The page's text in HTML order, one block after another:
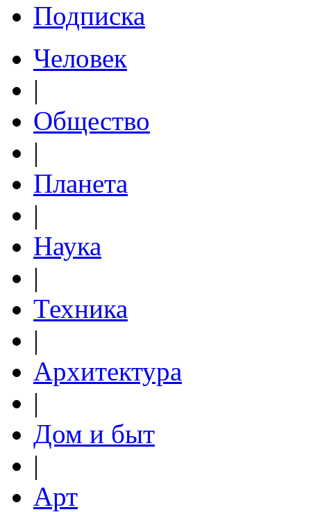
Подписка
Человек
|
Общество
|
Планета
|
Наука
|
Техника
|
Архитектура
|
Дом и быт
|
Арт